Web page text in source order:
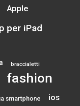
Apple
per iPad
braccialetti
fashion
smartphone ios